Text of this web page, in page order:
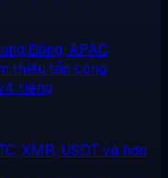
Đông, APAC
thiểu tấn công
riêng
XMR, USDT và hơn